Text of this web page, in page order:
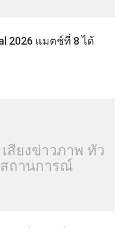
2026 แมตช์ที่ 8 ได้
สียงข่าวภาพ ทั่ว
ถานการณ์